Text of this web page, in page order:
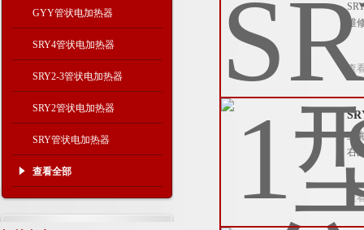
GYY管状电加热器
SRY4管状电加热器
SRY2-3管状电加热器
SRY2管状电加热器
SRY管状电加热器
查看全部
维
查
上
右
查